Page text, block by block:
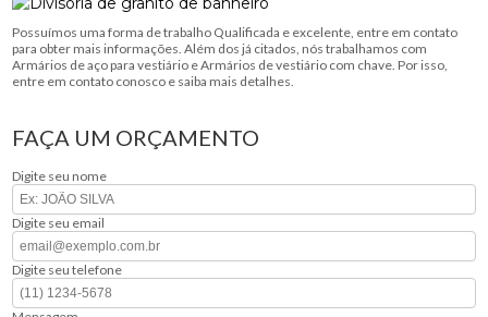
Possuímos uma forma de trabalho Qualificada e excelente, entre em contato
para obter mais informações. Além dos já citados, nós trabalhamos com
Armários de aço para vestiário e Armários de vestiário com chave. Por isso,
entre em contato conosco e saiba mais detalhes.
FAÇA UM ORÇAMENTO
Digite seu nome
Digite seu email
Digite seu telefone